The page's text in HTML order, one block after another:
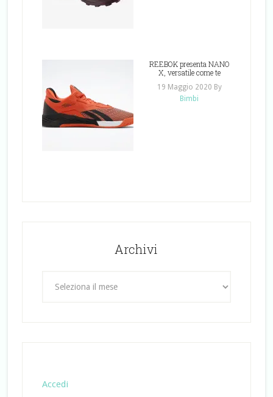
REEBOK presenta NANO
X, versatile come te
19 Maggio 2020 By
Bimbi
Archivi
Accedi